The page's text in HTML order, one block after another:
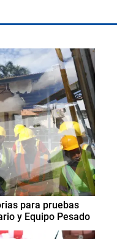
para pruebas
y Equipo Pesado